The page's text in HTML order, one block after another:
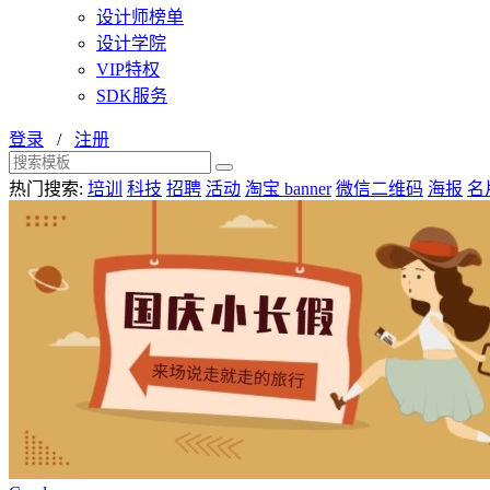
设计师榜单
设计学院
VIP特权
SDK服务
登录 / 注册
热门搜索: 培训 科技 招聘 活动 淘宝 banner 微信二维码 海报 名